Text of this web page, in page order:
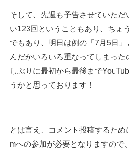
そして、先週も予告させていただ
い123回ということもあり、ちょ
でもあり、明日は例の「7月5日
んだかいろいろ重なってしまった
しぶりに最初から最後まで
うかと思っております！
とは言え、コメント投稿するた
mへの参加が必要となりますので